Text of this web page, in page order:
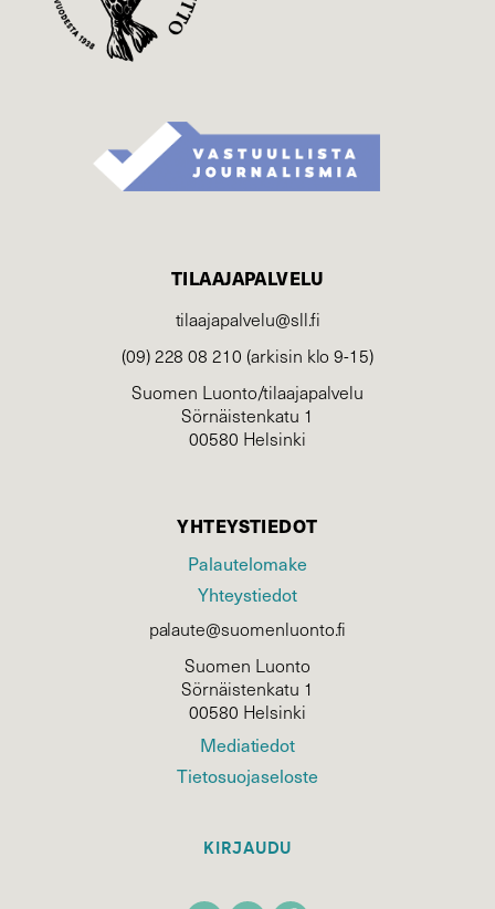
TILAAJAPALVELU
tilaajapalvelu@sll.fi
(09) 228 08 210 (arkisin klo 9-15)
Suomen Luonto/tilaajapalvelu
Sörnäistenkatu 1
00580 Helsinki
YHTEYSTIEDOT
Palautelomake
Yhteystiedot
palaute@suomenluonto.fi
Suomen Luonto
Sörnäistenkatu 1
00580 Helsinki
Mediatiedot
Tietosuojaseloste
KIRJAUDU